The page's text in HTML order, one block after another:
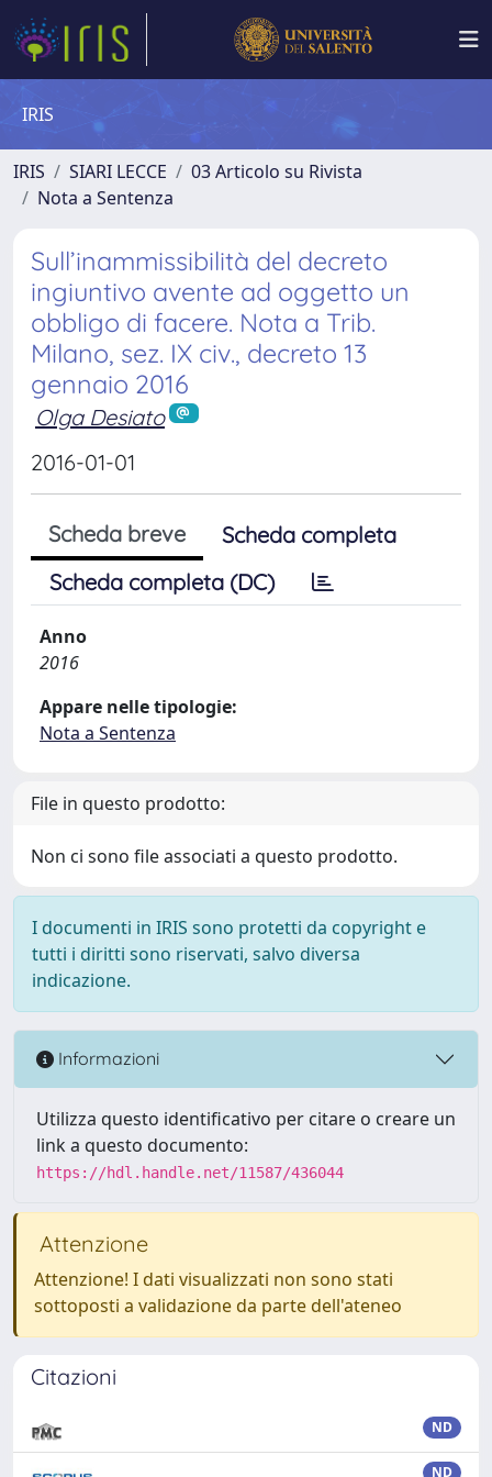
IRIS
IRIS SIARI LECCE
03 Articolo su Rivista
Nota a Sentenza
Sull’inammissibilità del decreto
ingiuntivo avente ad oggetto un
obbligo di facere. Nota a Trib.
Milano, sez. IX civ., decreto 13
gennaio 2016
Olga Desiato
2016-01-01
Scheda breve
Scheda completa
Scheda completa (DC)
Anno
2016
Appare nelle tipologie:
Nota a Sentenza
File in questo prodotto:
Non ci sono file associati a questo prodotto.
I documenti in IRIS sono protetti da copyright e
tutti i diritti sono riservati, salvo diversa
indicazione.
Informazioni
Utilizza questo identificativo per citare o creare un
link a questo documento:
https://hdl.handle.net/11587/436044
Attenzione
Attenzione! I dati visualizzati non sono stati
sottoposti a validazione da parte dell'ateneo
Citazioni
ND
ND